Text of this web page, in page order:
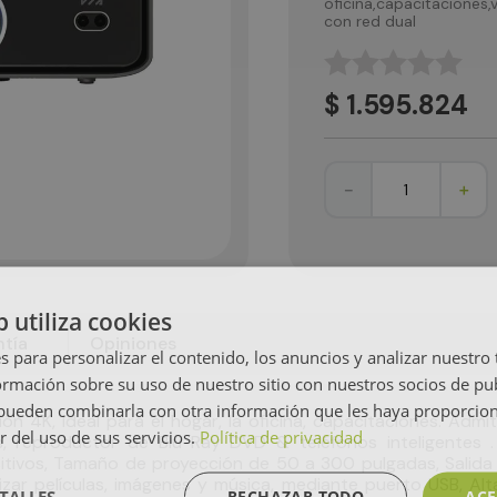
con red dual
$ 1.595.824
＋
－
4K, Ideal para el hogar, la oficina, capacitaciones.
reproductor de Blu-Ray DVD & teléfonos inteligentes
Tamaño de proyección de 50 a 300 pulgadas,
películas, imágenes y música, mediante puerto USB,
utiliza cookies
para personalizar el contenido, los anuncios y analizar nuestro
sobre su uso de nuestro sitio con nuestros socios de
combinarla con otra información que les haya
del uso de sus servicios. Política de privacidad